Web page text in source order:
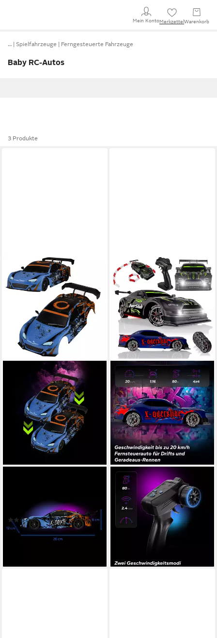
Mein KontoMerkzettel Warenkorb
… Spielfahrzeuge Ferngesteuerte Fahrzeuge
Baby RC-Autos
3 Produkte
zusätzlicher Radsatz
(2)
12,99 €
lieferbar - in 2-3 Werktagen bei dir
OVERMAX
RC-Auto X-OVERSLIDE (Set,
Set), 20 km/h/LED-
Unterboden/2 Akkus/2
Karosserien/4WD
69,99 €